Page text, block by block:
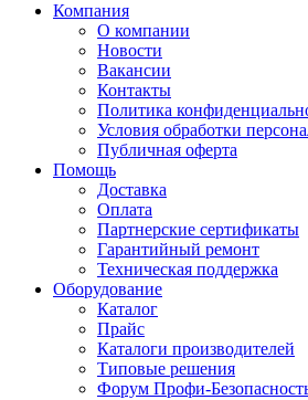
Компания
О компании
Новости
Вакансии
Контакты
Политика
Условия обработки
Публичная оферта
Помощь
Доставка
Оплата
Партнерские сертификаты
Гарантийный ремонт
Техническая поддержка
Оборудование
Каталог
Прайс
Каталоги производителей
Типовые решения
Форум Профи-